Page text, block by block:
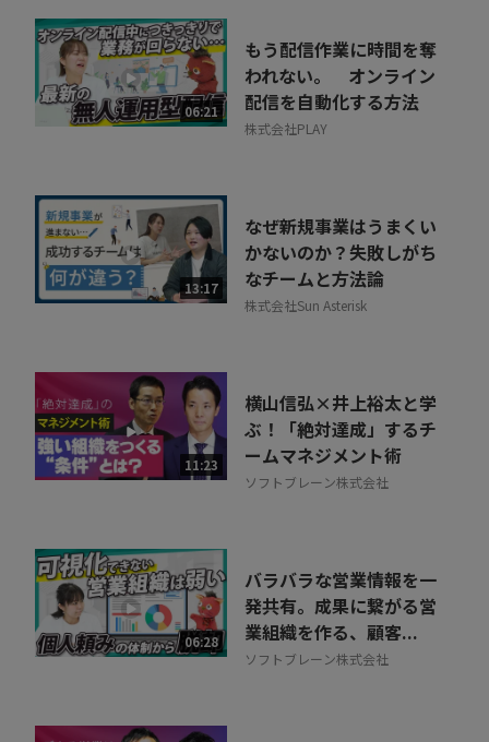
06:21
もう配信作業に時間を奪
われない。 オンライン
配信を自動化する方法
株式会社PLAY
13:17
なぜ新規事業はうまくい
かないのか？失敗しがち
なチームと方法論
株式会社Sun Asterisk
11:23
横山信弘×井上裕太と学
ぶ！「絶対達成」するチ
ームマネジメント術
ソフトブレーン株式会社
06:28
バラバラな営業情報を一
発共有。成果に繋がる営
業組織を作る、顧客...
ソフトブレーン株式会社